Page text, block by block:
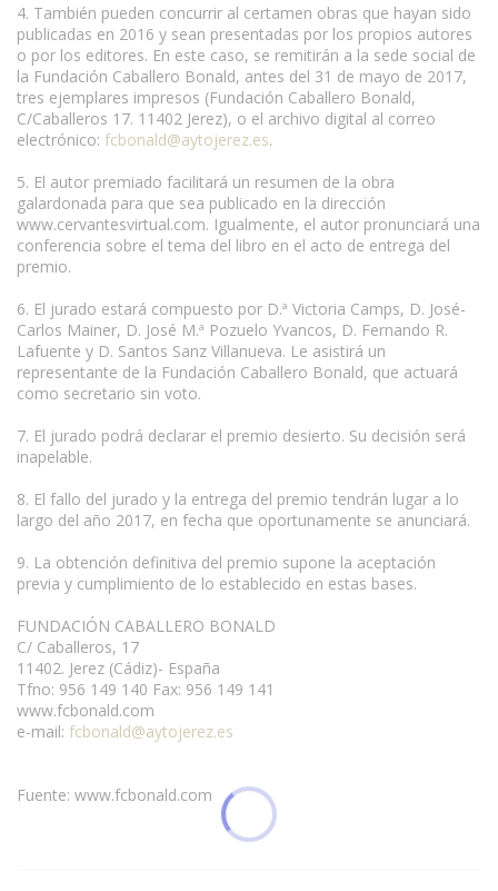
4. También pueden concurrir al certamen obras que hayan sido
publicadas en 2016 y sean presentadas por los propios autores
o por los editores. En este caso, se remitirán a la sede social de
la Fundación Caballero Bonald, antes del 31 de mayo de 2017,
tres ejemplares impresos (Fundación Caballero Bonald,
C/Caballeros 17. 11402 Jerez), o el archivo digital al correo
electrónico: fcbonald@aytojerez.es.
5. El autor premiado facilitará un resumen de la obra
galardonada para que sea publicado en la dirección
www.cervantesvirtual.com. Igualmente, el autor pronunciará una
conferencia sobre el tema del libro en el acto de entrega del
premio.
6. El jurado estará compuesto por D.ª Victoria Camps, D. José-
Carlos Mainer, D. José M.ª Pozuelo Yvancos, D. Fernando R.
Lafuente y D. Santos Sanz Villanueva. Le asistirá un
representante de la Fundación Caballero Bonald, que actuará
como secretario sin voto.
7. El jurado podrá declarar el premio desierto. Su decisión será
inapelable.
8. El fallo del jurado y la entrega del premio tendrán lugar a lo
largo del año 2017, en fecha que oportunamente se anunciará.
9. La obtención definitiva del premio supone la aceptación
previa y cumplimiento de lo establecido en estas bases.
FUNDACIÓN CABALLERO BONALD
C/ Caballeros, 17
11402. Jerez (Cádiz)- España
Tfno: 956 149 140 Fax: 956 149 141
www.fcbonald.com
e-mail: fcbonald@aytojerez.es
Fuente: www.fcbonald.com Condiciones para la reproducción de